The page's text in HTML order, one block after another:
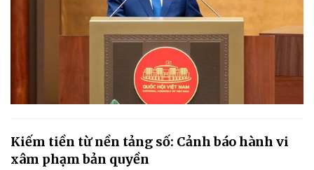
Kiếm tiền từ nền tảng số: Cảnh báo hành vi
xâm phạm bản quyền